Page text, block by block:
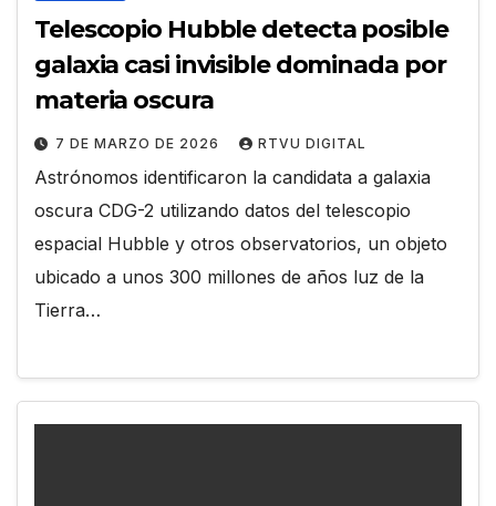
Telescopio Hubble detecta posible
galaxia casi invisible dominada por
materia oscura
7 DE MARZO DE 2026 RTVU DIGITAL
Astrónomos identificaron la candidata a galaxia
oscura CDG-2 utilizando datos del telescopio
espacial Hubble y otros observatorios, un objeto
ubicado a unos 300 millones de años luz de la
Tierra…